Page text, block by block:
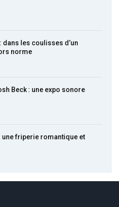
dans les coulisses d’un
norme
Beck : une expo sonore
une friperie romantique et